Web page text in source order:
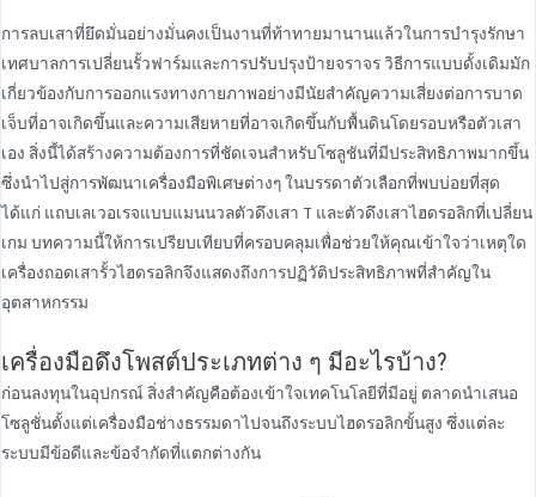
การลบเสาที่ยึดมั่นอย่างมั่นคงเป็นงานที่ท้าทายมานานแล้วในการบํารุงรักษา
เทศบาลการเปลี่ยนรั้วฟาร์มและการปรับปรุงป้ายจราจร วิธีการแบบดั้งเดิมมัก
เกี่ยวข้องกับการออกแรงทางกายภาพอย่างมีนัยสําคัญความเสี่ยงต่อการบาด
เจ็บที่อาจเกิดขึ้นและความเสียหายที่อาจเกิดขึ้นกับพื้นดินโดยรอบหรือตัวเสา
เอง สิ่งนี้ได้สร้างความต้องการที่ชัดเจนสําหรับโซลูชันที่มีประสิทธิภาพมากขึ้น
ซึ่งนําไปสู่การพัฒนาเครื่องมือพิเศษต่างๆ ในบรรดาตัวเลือกที่พบบ่อยที่สุด
ได้แก่ แถบเลเวอเรจแบบแมนนวลตัวดึงเสา T และตัวดึงเสาไฮดรอลิกที่เปลี่ยน
เกม บทความนี้ให้การเปรียบเทียบที่ครอบคลุมเพื่อช่วยให้คุณเข้าใจว่าเหตุใด
เครื่องถอดเสารั้วไฮดรอลิกจึงแสดงถึงการปฏิวัติประสิทธิภาพที่สําคัญใน
อุตสาหกรรม
เครื่องมือดึงโพสต์ประเภทต่าง ๆ มีอะไรบ้าง?
ก่อนลงทุนในอุปกรณ์ สิ่งสําคัญคือต้องเข้าใจเทคโนโลยีที่มีอยู่ ตลาดนําเสนอ
โซลูชั่นตั้งแต่เครื่องมือช่างธรรมดาไปจนถึงระบบไฮดรอลิกขั้นสูง ซึ่งแต่ละ
ระบบมีข้อดีและข้อจํากัดที่แตกต่างกัน